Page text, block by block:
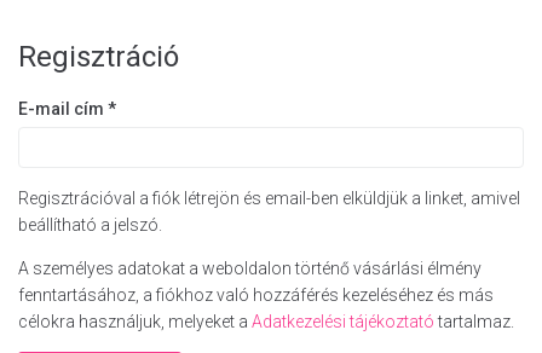
Regisztráció
E-mail cím *
Regisztrációval a fiók létrejön és email-ben elküldjük a linket, amivel
beállítható a jelszó.
A személyes adatokat a weboldalon történő vásárlási élmény
fenntartásához, a fiókhoz való hozzáférés kezeléséhez és más
célokra használjuk, melyeket a Adatkezelési tájékoztatótartalmaz.